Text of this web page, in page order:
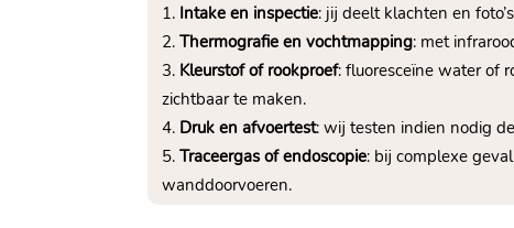
Intake en inspectie: jij deelt klachten en
Thermografie en vochtmapping: met
Kleurstof of rookproef: fluoresceïne water of
zichtbaar te maken.
Druk en afvoertest: wij testen indien nodig
Traceergas of endoscopie: bij complexe
wanddoorvoeren.